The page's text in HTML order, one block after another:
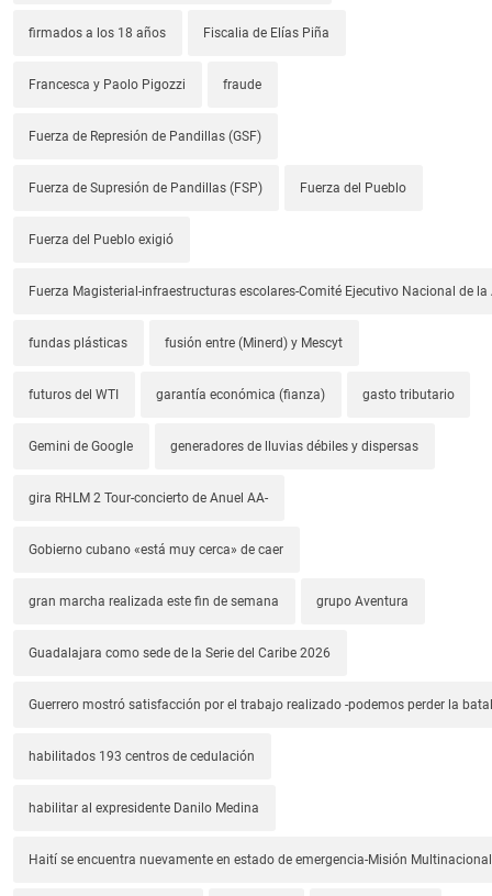
firmados a los 18 años Fiscalia de Elías Piña
Francesca y Paolo Pigozzi fraude
Fuerza de Represión de Pandillas (GSF)
Fuerza de Supresión de Pandillas (FSP) Fuerza del Pueblo
Fuerza del Pueblo exigió
Fuerza Magisterial-infraestructuras escolares-Comité Ejecutivo Nacional de la
fundas plásticas fusión entre (Minerd) y Mescyt
futuros del WTI garantía económica (fianza) gasto tributario
Gemini de Google generadores de lluvias débiles y dispersas
gira RHLM 2 Tour-concierto de Anuel AA-
Gobierno cubano «está muy cerca» de caer
gran marcha realizada este fin de semana grupo Aventura
Guadalajara como sede de la Serie del Caribe 2026
Guerrero mostró satisfacción por el trabajo realizado -podemos perder la
habilitados 193 centros de cedulación
habilitar al expresidente Danilo Medina
Haití se encuentra nuevamente en estado de emergencia-Misión